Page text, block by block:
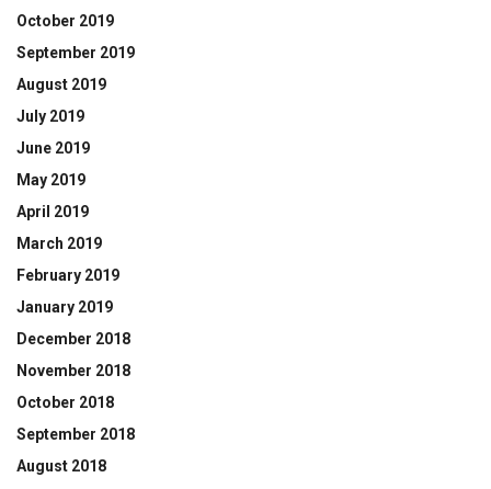
October 2019
September 2019
August 2019
July 2019
June 2019
May 2019
April 2019
March 2019
February 2019
January 2019
December 2018
November 2018
October 2018
September 2018
August 2018